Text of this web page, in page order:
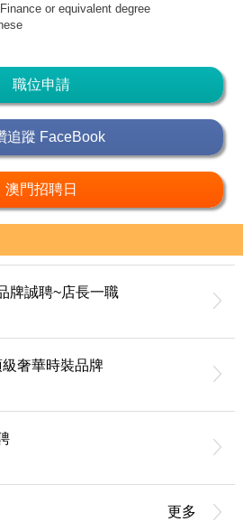
or equivalent degree
職位申請
追蹤 FaceBook
澳門招聘日
牌誠聘~店長一職
奢華時裝品牌
更多